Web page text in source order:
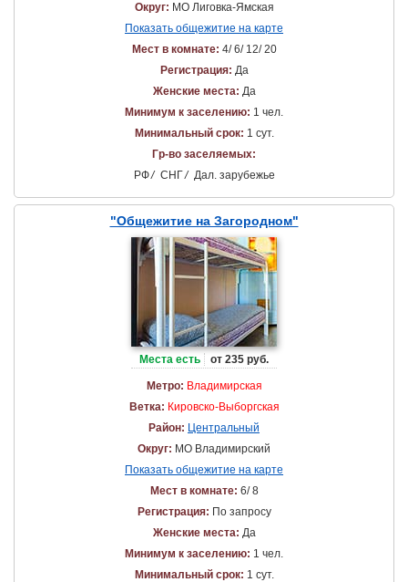
Округ: МО Лиговка-Ямская
Показать общежитие на карте
Мест в комнате: 4/ 6/ 12/ 20
Регистрация: Да
Женские места: Да
Минимум к заселению: 1 чел.
Минимальный срок: 1 сут.
Гр-во заселяемых:
РФ/ СНГ/ Дал. зарубежье
"Общежитие на Загородном"
Места есть от 235 руб.
Метро: Владимирская
Ветка: Кировско-Выборгская
Район: Центральный
Округ: МО Владимирский
Показать общежитие на карте
Мест в комнате: 6/ 8
Регистрация: По запросу
Женские места: Да
Минимум к заселению: 1 чел.
Минимальный срок: 1 сут.